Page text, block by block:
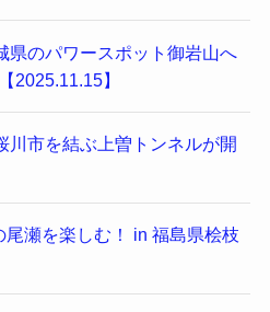
県のパワースポット御岩山へ
2025.11.15】
川市を結ぶ上曽トンネルが開
瀬を楽しむ！ in 福島県桧枝